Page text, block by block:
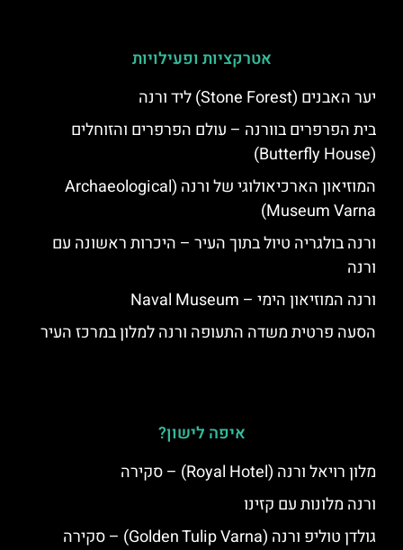
אטרקציות ופעילויות
יער האבנים (Stone Forest) ליד ורנה
בית הפרפרים בוורנה – עולם הפרפרים והזוחלים
(Butterfly House)
המוזיאון הארכיאולוגי של ורנה (Archaeological
Museum Varna)
ורנה בולגריה טיול בתוך העיר – היכרות ראשונה עם
ורנה
ורנה המוזיאון הימי – Naval Museum
הסעה פרטית משדה התעופה ורנה למלון במרכז העיר
איפה לישון?
מלון רויאל ורנה (Royal Hotel) – סקירה
ורנה מלונות עם קזינו
גולדן טוליפ ורנה (Golden Tulip Varna) – סקירה